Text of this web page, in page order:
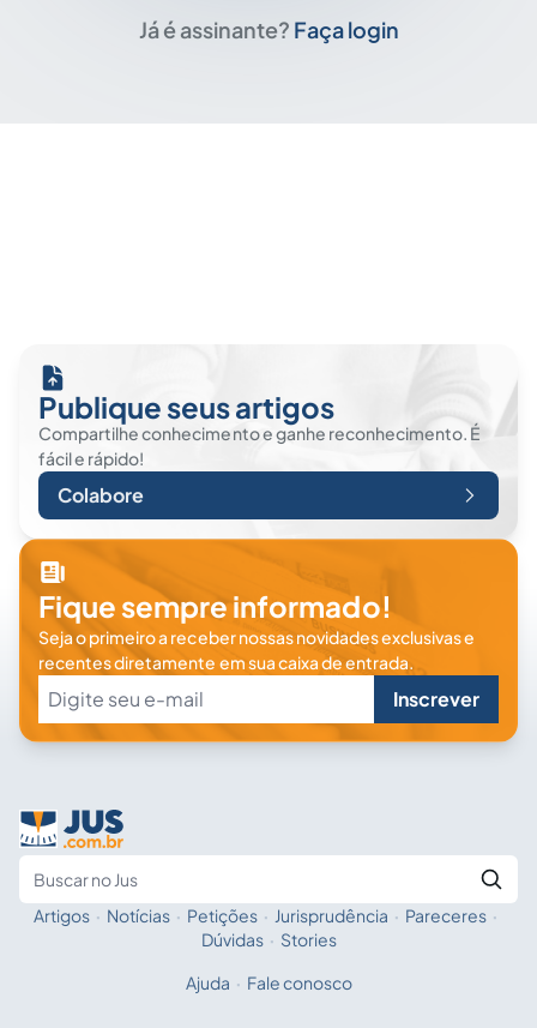
Já é assinante? Faça login
Publique seus artigos
Compartilhe conhecimento e ganhe reconhecimento. É
fácil e rápido!
Colabore
Fique sempre informado!
Seja o primeiro a receber nossas novidades exclusivas e
recentes diretamente em sua caixa de entrada.
Inscrever
Fale com a IA
Artigos · Notícias · Petições · Jurisprudência · Pareceres ·
Dúvidas · Stories
Ajuda · Fale conosco